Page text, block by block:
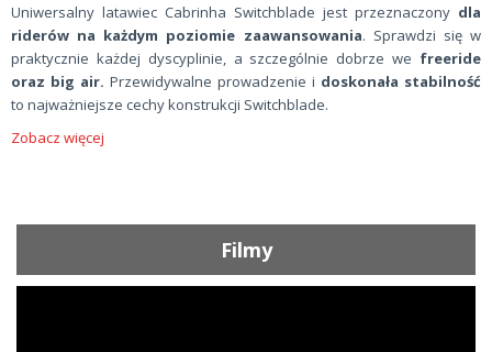
Uniwersalny latawiec Cabrinha Switchblade jest przeznaczony dla
riderów na każdym poziomie zaawansowania. Sprawdzi się w
praktycznie każdej dyscyplinie, a szczególnie dobrze we freeride
oraz big air. Przewidywalne prowadzenie i doskonała stabilność
to najważniejsze cechy konstrukcji Switchblade.
Zobacz więcej
Filmy